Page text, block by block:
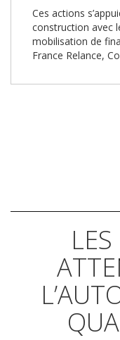
Ces actions
construction avec
mobilisation de
France Relance,